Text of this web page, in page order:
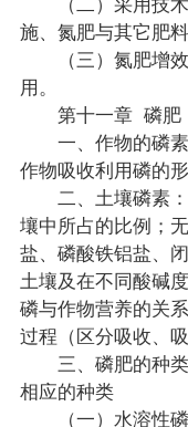
施、氮肥与其它肥
（三）氮肥增效
用。
第十一章 磷肥
一、作物的磷素
作物吸收利用磷的
二、土壤磷素：
壤中所占的比例；
盐、磷酸铁铝盐、
土壤及在不同酸碱
磷与作物营养的关
过程（区分吸收、
三、磷肥的种类
相应的种类
（一）水溶性磷